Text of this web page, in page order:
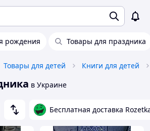
рождения Товары для праздника
Товары для детей Книги для детей
в Украине
Бесплатная доставка